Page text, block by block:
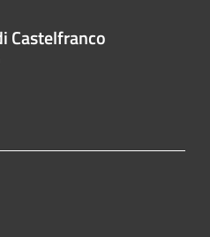
Castelfranco